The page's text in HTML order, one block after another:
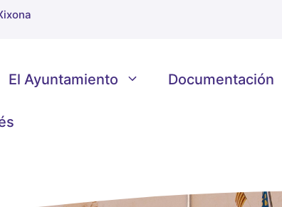
El Ayuntamiento Documentación